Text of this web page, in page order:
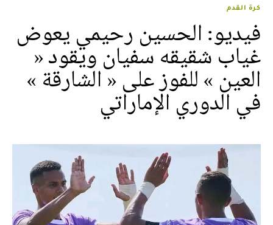
كرة القدم
فيديو: الحسين رحيمي يعوض
غياب شقيقه سفيان ويقود «
العين » للفوز على « الشارقة »
في الدوري الإماراتي